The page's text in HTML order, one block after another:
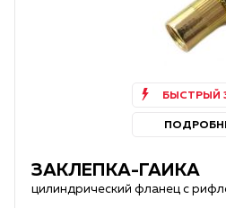
БЫСТРЫЙ
ЗАКЛЕПКА-ГАЙКА
цилиндрический фланец с